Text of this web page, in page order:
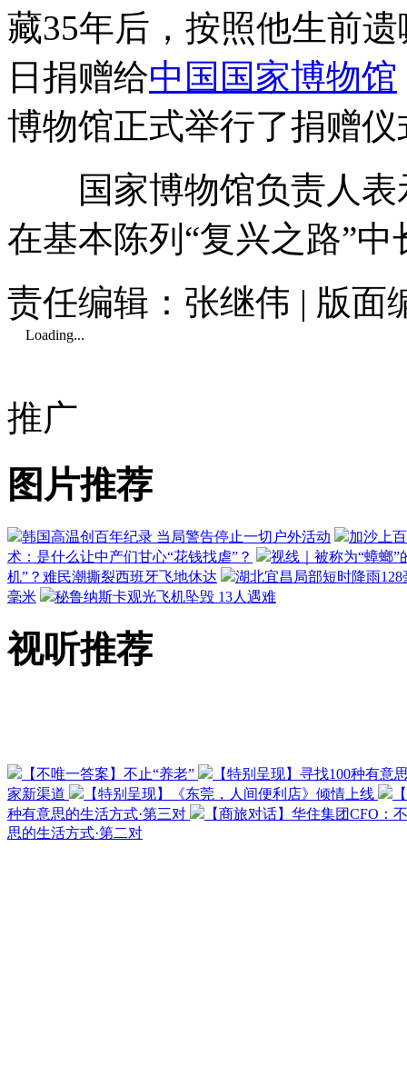
藏35年后，按照他生前
日捐赠给中国国家博物馆
博物馆正式举行了捐赠仪
国家博物馆负责人表
在基本陈列“复兴之路”中
责任编辑：张继伟 | 版面
Loading...
推广
图片推荐
韩国高温创百年纪录 当局警告停止一切户外活动
加沙上
术：是什么让中产们甘心“花钱找虐”？
视线｜被称为“蟑螂
机”？难民潮撕裂西班牙飞地休达
湖北宜昌局部短时降雨
毫米
秘鲁纳斯卡观光飞机坠毁 13人遇难
视听推荐
【不唯一答案】不止“养老”
【特别呈现】寻找100种有意
家新渠道
【特别呈现】《东莞，人间便利店》倾情上线
种有意思的生活方式·第三对
【商旅对话】华住集团CFO
思的生活方式·第二对